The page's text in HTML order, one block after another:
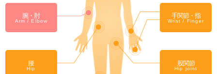
腕・肘
Arm / Elbow
腰
Hip
手関節・指
Wrist / Finger
股関節
Hip joint